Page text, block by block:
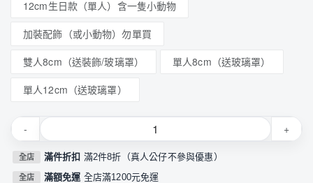
12cm生日款（單人）含一隻小動物
加裝配飾（或小動物）勿單買
雙人8cm（送裝飾/玻璃罩）
單人8cm（送玻璃罩）
單人12cm（送玻璃罩）
- +
全店 滿件折扣 滿2件8折（真人公仔不參與優惠）
全店 滿額免運 全店滿1200元免運